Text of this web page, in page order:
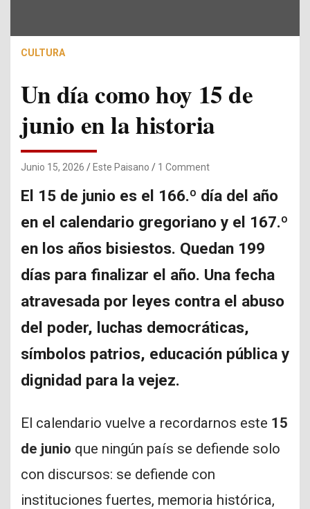
CULTURA
Un día como hoy 15 de
junio en la historia
Junio 15, 2026 Este Paisano 1 Comment
El 15 de junio es el 166.º día del año
en el calendario gregoriano y el 167.º
en los años bisiestos. Quedan 199
días para finalizar el año. Una fecha
atravesada por leyes contra el abuso
del poder, luchas democráticas,
símbolos patrios, educación pública y
dignidad para la vejez.
El calendario vuelve a recordarnos este 15
de junio que ningún país se defiende solo
con discursos: se defiende con
instituciones fuertes, memoria histórica,